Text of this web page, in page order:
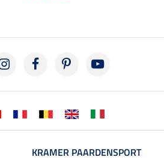
KRAMER PAARDENSPORT